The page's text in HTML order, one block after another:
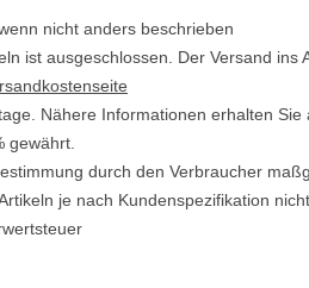
nicht anders beschrieben
ist ausgeschlossen. Der Versand ins
Nähere Informationen erhalten Sie
gewährt.
durch den Verbraucher
je nach Kundenspezifikation